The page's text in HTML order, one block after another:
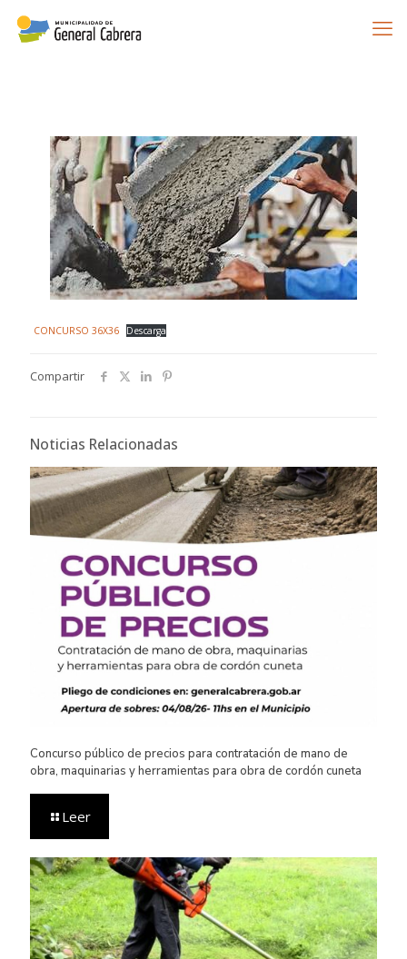
CONCURSO 36X36 Descarga
Compartir
Noticias Relacionadas
Concurso público de precios para contratación de mano de
obra, maquinarias y herramientas para obra de cordón cuneta
Leer